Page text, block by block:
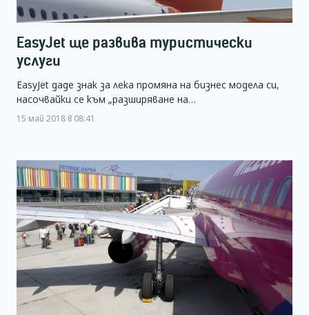
EasyJet ще развива туристически
услуги
EasyJet даде знак за лека промяна на бизнес модела си,
насочвайки се към „разширяване на…
15 май 2018 в 08:41